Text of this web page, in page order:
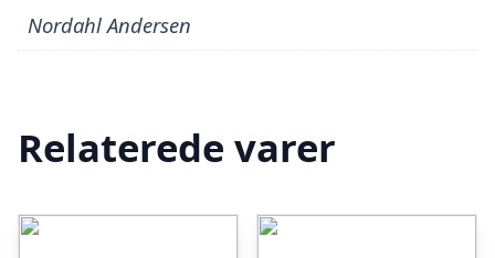
Nordahl Andersen
Relaterede varer